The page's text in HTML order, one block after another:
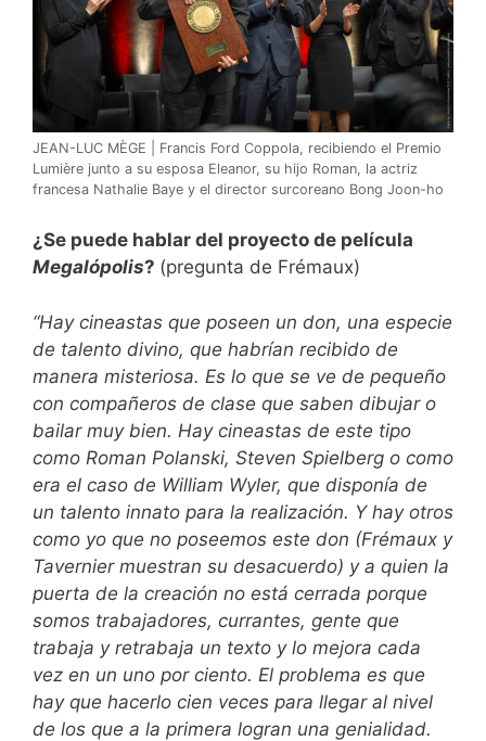
JEAN-LUC MÈGE | Francis Ford Coppola, recibiendo el Premio
Lumière junto a su esposa Eleanor, su hijo Roman, la actriz
francesa Nathalie Baye y el director surcoreano Bong Joon-ho
¿Se puede hablar del proyecto de película
Megalópolis? (pregunta de Frémaux)
“Hay cineastas que poseen un don, una especie
de talento divino, que habrían recibido de
manera misteriosa. Es lo que se ve de pequeño
con compañeros de clase que saben dibujar o
bailar muy bien. Hay cineastas de este tipo
como Roman Polanski, Steven Spielberg o como
era el caso de William Wyler, que disponía de
un talento innato para la realización. Y hay otros
como yo que no poseemos este don (Frémaux y
Tavernier muestran su desacuerdo) y a quien la
puerta de la creación no está cerrada porque
somos trabajadores, currantes, gente que
trabaja y retrabaja un texto y lo mejora cada
vez en un uno por ciento. El problema es que
hay que hacerlo cien veces para llegar al nivel
de los que a la primera logran una genialidad.